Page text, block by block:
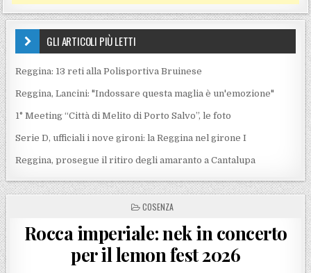
GLI ARTICOLI PIÙ LETTI
Reggina: 13 reti alla Polisportiva Bruinese
Reggina, Lancini: "Indossare questa maglia è un'emozione"
1° Meeting “Città di Melito di Porto Salvo”, le foto
Serie D, ufficiali i nove gironi: la Reggina nel girone I
Reggina, prosegue il ritiro degli amaranto a Cantalupa
POSTED IN
COSENZA
Rocca imperiale: nek in concerto
per il lemon fest 2026